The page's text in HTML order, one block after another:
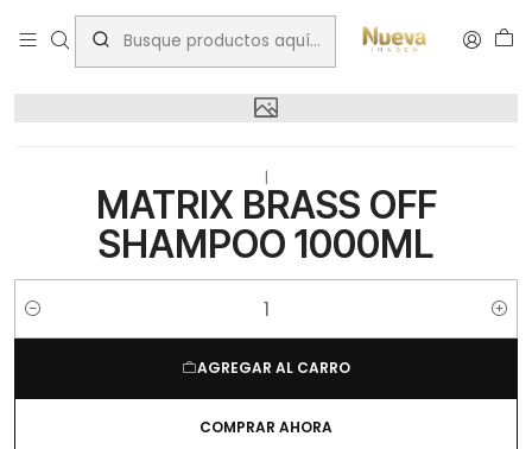
Inicio bsale MATRIX BRASS OFF SHAMPOO 1000ML
|
MATRIX BRASS OFF
SHAMPOO 1000ML
Cantidad
AGREGAR AL CARRO
COMPRAR AHORA